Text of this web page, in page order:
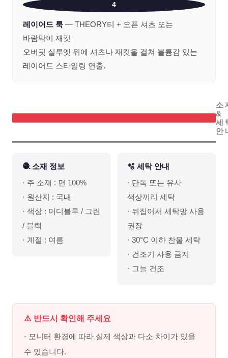
4
레이어드 룩 — THEORY티 + 오픈 셔츠 또는
바람막이 재킷
오버핏 실루엣 위에 셔츠나 재킷을 걸쳐 볼륨감 있는
레이어드 스타일링 연출.
소
&
세
안
🧶 소재 정보
· 주 소재 : 면 100%
· 원산지 : 국내
· 색상 : 머디블루 / 그린
/ 블랙
· 계절 : 여름
🫧 세탁 안내
· 단독 또는 유사
색상끼리 세탁
· 뒤집어서 세탁망 사용
권장
· 30°C 이하 찬물 세탁
· 건조기 사용 금지
· 그늘 건조
⚠️ 반드시 확인해 주세요
- 모니터 환경에 따라 실제 색상과 다소 차이가 있을
수 있습니다.